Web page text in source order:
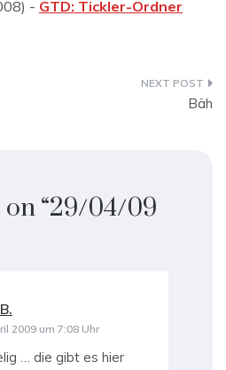
- GTD: Tickler-Ordner
Bäh
“29/04/09
2009 um 7:08 Uhr
… die gibt es hier